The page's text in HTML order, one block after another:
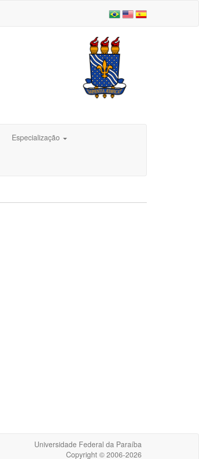
Especialização
Universidade Federal da Paraíba
Copyright © 2006-2026